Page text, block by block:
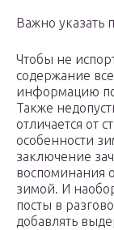
Важно указать
Чтобы не
содержание
информацию
Также
отличается от
особенности
заключение
воспоминания
зимой. И
посты в
добавлять